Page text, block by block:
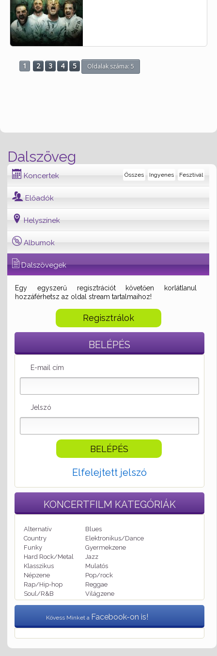
Dalszöveg
Koncertek Fesztivál
Ingyenes
Összes
Előadók
Helyszínek
Albumok
Dalszövegek
Egy egyszerű regisztrációt követően korlátlanul
hozzáférhetsz az oldal stream tartalmaihoz!
Regisztrálok
BELÉPÉS
E-mail cím
Jelszó
Elfelejtett jelszó
KONCERTFILM KATEGÓRIÁK
Alternatív
Blues
Country
Elektronikus/Dance
Funky
Gyermekzene
Hard Rock/Metal
Jazz
Klasszikus
Mulatós
Népzene
Pop/rock
Rap/Hip-hop
Reggae
Soul/R&B
Világzene
Kövess Minket a Facebook-on is!
1 2 3 4 5 Oldalak száma: 5